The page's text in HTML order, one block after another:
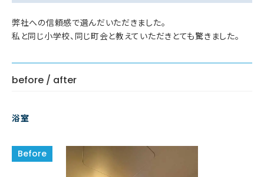
弊社への信頼感で選んだいただきました。
私と同じ小学校、同じ町会と教えていただきとても驚きました。
before / after
浴室